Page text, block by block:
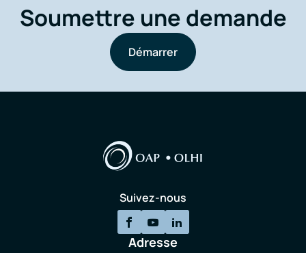
Soumettre une demande
Démarrer
Suivez-nous
Adresse